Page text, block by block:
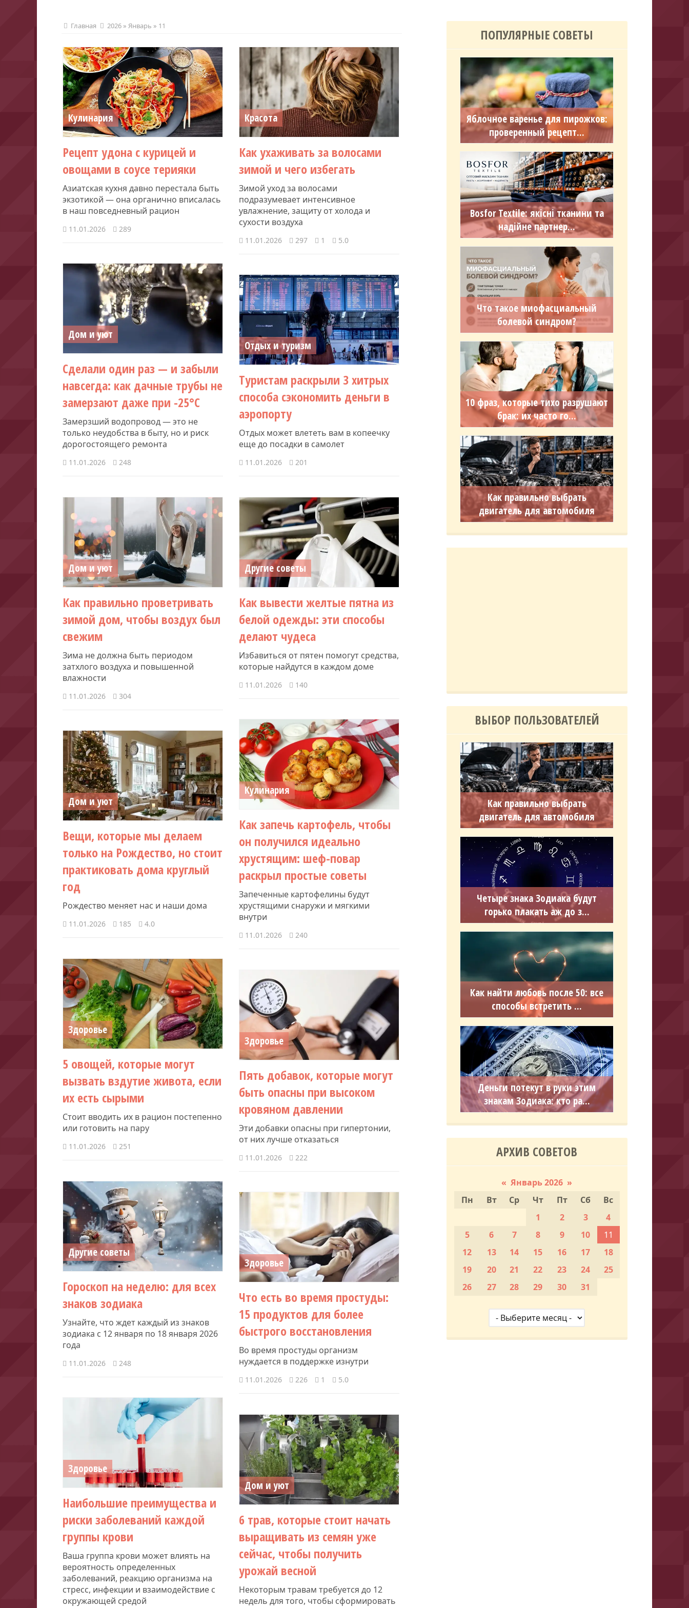
Главная 2026 » Январь » 11
Кулинария
Рецепт удона с курицей и
овощами в соусе терияки
Азиатская кухня давно перестала быть
экзотикой — она органично вписалась
в наш повседневный рацион
11.01.2026 289
Красота
Как ухаживать за волосами
зимой и чего избегать
Зимой уход за волосами
подразумевает интенсивное
увлажнение, защиту от холода и
сухости воздуха
11.01.2026 297 1 5.0
Дом и уют
Сделали один раз — и забыли
навсегда: как дачные трубы не
замерзают даже при -25°C
Замерзший водопровод — это не
только неудобства в быту, но и риск
дорогостоящего ремонта
11.01.2026 248
Отдых и туризм
Туристам раскрыли 3 хитрых
способа сэкономить деньги в
аэропорту
Отдых может влететь вам в копеечку
еще до посадки в самолет
11.01.2026 201
Дом и уют
Как правильно проветривать
зимой дом, чтобы воздух был
свежим
Зима не должна быть периодом
затхлого воздуха и повышенной
влажности
11.01.2026 304
Другие советы
Как вывести желтые пятна из
белой одежды: эти способы
делают чудеса
Избавиться от пятен помогут средства,
которые найдутся в каждом доме
11.01.2026 140
Кулинария
Как запечь картофель, чтобы
он получился идеально
хрустящим: шеф-повар
раскрыл простые советы
Запеченные картофелины будут
хрустящими снаружи и мягкими
внутри
11.01.2026 240
Дом и уют
Вещи, которые мы делаем
только на Рождество, но стоит
практиковать дома круглый
год
Рождество меняет нас и наши дома
11.01.2026 185 4.0
Здоровье
5 овощей, которые могут
вызвать вздутие живота, если
их есть сырыми
Стоит вводить их в рацион постепенно
или готовить на пару
11.01.2026 251
Здоровье
Пять добавок, которые могут
быть опасны при высоком
кровяном давлении
Эти добавки опасны при гипертонии,
от них лучше отказаться
11.01.2026 222
Другие советы
Гороскоп на неделю: для всех
знаков зодиака
Узнайте, что ждет каждый из знаков
зодиака с 12 января по 18 января 2026
года
11.01.2026 248
Здоровье
Что есть во время простуды:
15 продуктов для более
быстрого восстановления
Во время простуды организм
нуждается в поддержке изнутри
11.01.2026 226 1 5.0
Здоровье
Наибольшие преимущества и
риски заболеваний каждой
группы крови
Ваша группа крови может влиять на
вероятность определенных
заболеваний, реакцию организма на
стресс, инфекции и взаимодействие с
окружающей средой
Дом и уют
6 трав, которые стоит начать
выращивать из семян уже
сейчас, чтобы получить
урожай весной
Некоторым травам требуется до 12
недель для того, чтобы сформировать
ПОПУЛЯРНЫЕ СОВЕТЫ
Яблочное варенье для пирожков:
проверенный рецепт...
Bosfor Textile: якісні тканини та
надійне партнер...
Что такое миофасциальный
болевой синдром?
10 фраз, которые тихо разрушают
брак: их часто го...
Как правильно выбрать
двигатель для автомобиля
ВЫБОР ПОЛЬЗОВАТЕЛЕЙ
Как правильно выбрать
двигатель для автомобиля
Четыре знака Зодиака будут
горько плакать аж до з...
Как найти любовь после 50: все
способы встретить ...
Деньги потекут в руки этим
знакам Зодиака: кто ра...
АРХИВ СОВЕТОВ
« Январь 2026 »
Пн
Вт Ср Чт Пт Сб
Вс
1
2 3
4
5
6 7 8 9 10
11
12
13 14 15 16 17
18
19
20 21 22 23 24
25
26
27 28 29 30 31